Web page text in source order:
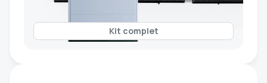
Kit complet